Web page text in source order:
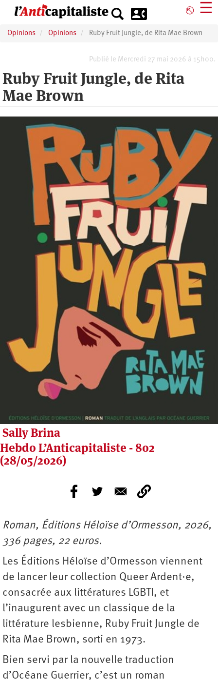
principal
⎋ ☰
Opinions Opinions Ruby Fruit Jungle, de Rita Mae Brown
Publié le Mercredi 27 mai 2026 à 15h00.
Ruby Fruit Jungle, de Rita
Mae Brown
Sally Brina
Hebdo L’Anticapitaliste - 802
(28/05/2026)
Roman, Éditions Héloïse d’Ormesson, 2026,
336 pages, 22 euros.
Les Éditions Héloïse d’Ormesson viennent
de lancer leur collection Queer Ardent·e,
consacrée aux littératures LGBTI, et
l’inaugurent avec un classique de la
littérature lesbienne, Ruby Fruit Jungle de
Rita Mae Brown, sorti en 1973.
Bien servi par la nouvelle traduction
d’Océane Guerrier, c’est un roman